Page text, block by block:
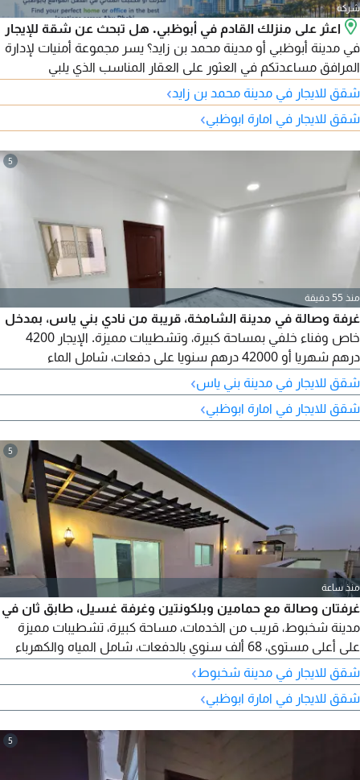
شركة
اعثر على منزلك القادم في أبوظبي. هل تبحث عن شقة للإيجار
في مدينة أبوظبي أو مدينة محمد بن زايد؟ يسر مجموعة أمنيات لإدارة
المرافق مساعدتكم في العثور على العقار المناسب الذي يلبي
احتياجاتكم وميزانيتكم. نوفر مجموعة متنوعة من الوحدات السكنية
المتاحة في أبرز مناطق أبوظبي، بدءًا من الاستوديو وحتى الشقق
العائلية الواسعة. المناطق المتوفرة تشمل: مدينة أبوظبي - مدينة
شقق للايجار في مدينة محمد بن زايد›
شقق للايجار في امارة ابوظبي›
5
منذ 55 دقيقة
غرفة وصالة في مدينة الشامخة، قريبة من نادي بني ياس، بمدخل
خاص وفناء خلفي بمساحة كبيرة، وتشطيبات مميزة. الإيجار 4200
درهم شهريا أو 42000 درهم سنويا على دفعات، شامل الماء
والكهرباء والصيانة، والموقف مجاني. للتواصل، يرجى الاتصال
شقق للايجار في مدينة بني ياس›
شقق للايجار في امارة ابوظبي›
5
منذ ساعة
غرفتان وصالة مع حمامين وبلكونتين وغرفة غسيل، طابق ثان في
مدينة شخبوط، قريب من الخدمات، مساحة كبيرة، تشطيبات مميزة
على أعلى مستوى، 68 ألف سنوي بالدفعات، شامل المياه والكهرباء
والصيانة والموقف. للتواصل اتصل
شقق للايجار في مدينة شخبوط›
شقق للايجار في امارة ابوظبي›
5